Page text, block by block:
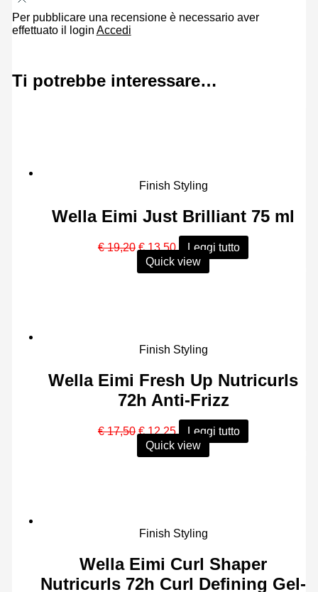
Per pubblicare una recensione è necessario aver
effettuato il login Accedi
Ti potrebbe interessare…
Finish Styling
Wella Eimi Just Brilliant 75 ml
€19,20 Il
prezzo
originale
€13,50Il
prezzo
attuale
Leggi tutto
Quick view
Finish Styling
Wella Eimi Fresh Up Nutricurls
72h Anti-Frizz
€17,50 Il
prezzo
originale
€12,25Il
prezzo
attuale
Leggi tutto
Quick view
Finish Styling
Wella Eimi Curl Shaper
Nutricurls 72h Curl Defining Gel-